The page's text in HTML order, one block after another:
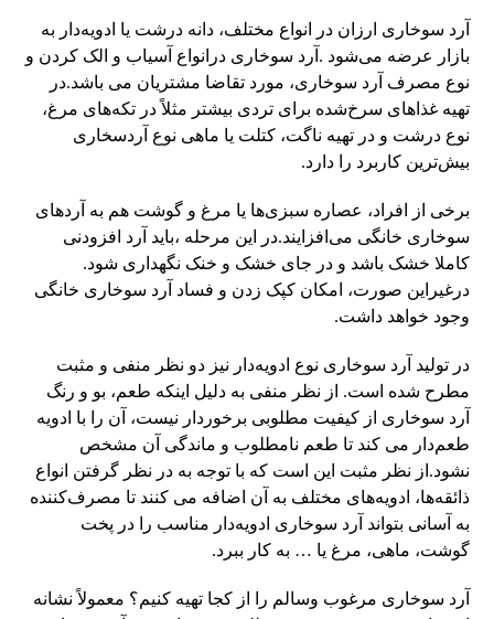
آرد سوخاری ارزان در انواع مختلف، دانه درشت یا ادویه‌دار به
بازار عرضه می‌شود .آرد سوخاری درانواع آسیاب و الک کردن و
نوع مصرف آرد سوخاری، مورد تقاضا مشتریان می باشد.در
تهیه غذاهای سرخ‌شده برای تردی بیشتر مثلاً در تکه‌های مرغ،
نوع درشت و در تهیه ناگت، کتلت یا ماهی نوع آردسخاری
بیش‌ترین کاربرد را دارد.
برخی از افراد، عصاره سبزی‌ها یا مرغ و گوشت هم به آردهای
سوخاری خانگی می‌افزایند.در این مرحله ،باید آرد افزودنی
کاملا خشک باشد و در جای خشک و خنک نگهداری شود.
درغیراین صورت، امکان کپک زدن و فساد آرد سوخاری خانگی
وجود خواهد داشت.
در تولید آرد سوخاری نوع ادویه‌دار نیز دو نظر منفی و مثبت
مطرح شده است. از نظر منفی به دلیل اینکه طعم، بو و رنگ
آرد سوخاری از کیفیت مطلوبی برخوردار نیست، آن را با ادویه
طعم‌دار می کند تا طعم نامطلوب و ماندگی آن مشخص
نشود.از نظر مثبت این است که با توجه به در نظر گرفتن انواع
ذائقه‌ها، ادویه‌های مختلف به آن اضافه می کنند تا مصرف‌کننده
به آسانی بتواند آرد سوخاری ادویه‌دار مناسب را در پخت
گوشت، ماهی، مرغ یا … به کار ببرد.
آرد سوخاری مرغوب وسالم را از کجا تهیه کنیم؟ معمولاً نشانه